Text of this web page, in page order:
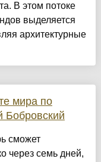
В этом потоке
выделяется
архитектурные
мира по
Бобровский
сможет
через семь дней,